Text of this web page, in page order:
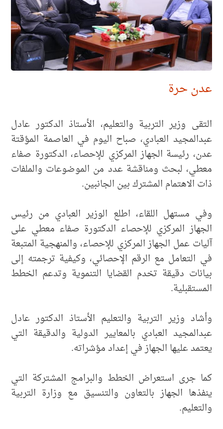
عدن حرة
التقى وزير التربية والتعليم، الأستاذ الدكتور عادل
عبدالمجيد العبادي، صباح اليوم في العاصمة المؤقتة
عدن، رئيسة الجهاز المركزي للإحصاء، الدكتورة صفاء
معطي، لبحث ومناقشة عدد من الموضوعات والملفات
ذات الاهتمام المشترك بين الجانبين.
وفي مستهل اللقاء، اطلع الوزير العبادي من رئيس
الجهاز المركزي للإحصاء الدكتورة صفاء معطي على
آليات عمل الجهاز المركزي للإحصاء، والمنهجية المتبعة
في التعامل مع الرقم الإحصائي، وكيفية ترجمته إلى
بيانات دقيقة تخدم القضايا التنموية وتدعم الخطط
المستقبلية.
وأشاد وزير التربية والتعليم الأستاذ الدكتور عادل
عبدالمجيد العبادي بالمعايير الدولية والدقيقة التي
يعتمد عليها الجهاز في إعداد مؤشراته.
كما جرى استعراض الخطط والبرامج المشتركة التي
ينفذها الجهاز بالتعاون والتنسيق مع وزارة التربية
والتعليم.